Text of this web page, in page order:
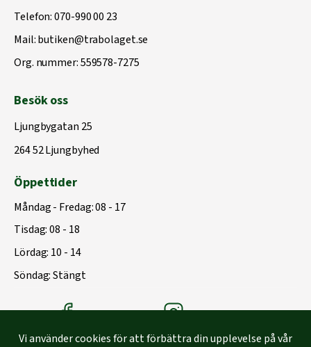
Telefon:070-990 00 23
Mail:butiken@trabolaget.se
Org. nummer: 559578-7275
Besök oss
Ljungbygatan 25
264 52 Ljungbyhed
Öppettider
Måndag - Fredag: 08 - 17
Tisdag: 08 - 18
Lördag: 10 - 14
Söndag: Stängt
Träbolagets FacebookTräbolagets instagram